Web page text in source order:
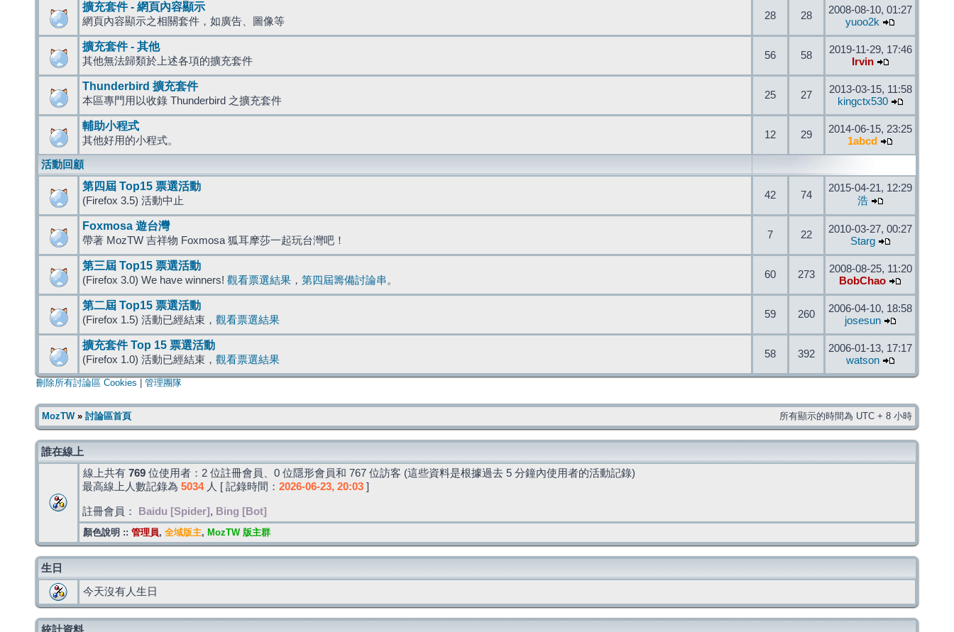
擴充套件 - 網頁內容顯示
網頁內容顯示之相關套件，如廣告、圖像等 28 28
2008-08-10, 01:27
yuoo2k
擴充套件 - 其他
其他無法歸類於上述各項的擴充套件 56 58
2019-11-29, 17:46
Irvin
Thunderbird 擴充套件
本區專門用以收錄 Thunderbird 之擴充套件 25 27
2013-03-15, 11:58
kingctx530
輔助小程式
其他好用的小程式。 12 29
2014-06-15, 23:25
1abcd
活動回顧
第四屆 Top15 票選活動
(Firefox 3.5) 活動中止 42 74
2015-04-21, 12:29
浩
Foxmosa 遊台灣
帶著 MozTW 吉祥物 Foxmosa 狐耳摩莎一起玩台灣吧！ 7 22
2010-03-27, 00:27
Starg
第三屆 Top15 票選活動
(Firefox 3.0) We have winners! 觀看票選結果 ， 第四屆籌備討論串 。 60 273
2008-08-25, 11:20
BobChao
第二屆 Top15 票選活動
(Firefox 1.5) 活動已經結束， 觀看票選結果 59 260
2006-04-10, 18:58
josesun
擴充套件 Top 15 票選活動
(Firefox 1.0) 活動已經結束， 觀看票選結果 58 392
2006-01-13, 17:17
watson
刪除所有討論區 Cookies 管理團隊
MozTW» 討論區首頁 所有顯示的時間為 UTC + 8 小時
誰在線上
線上共有 769 位使用者：2 位註冊會員、0 位隱形會員和 767 位訪客 (這些資料是根據過去 5 分鐘內使用者的活動記錄)
最高線上人數記錄為 5034人 [ 記錄時間： 2026-06-23, 20:03 ]
註冊會員： Baidu [Spider] , Bing [Bot]
顏色說明 :: 管理員, 全域版主, MozTW 版主群
生日
今天沒有人生日